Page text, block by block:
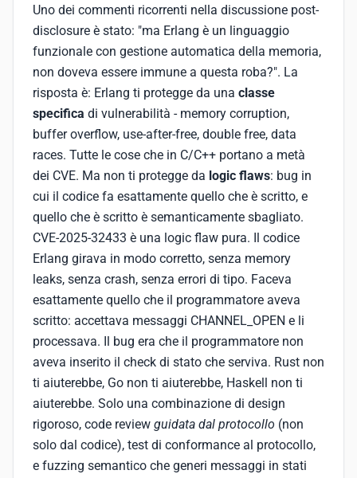
Uno dei commenti ricorrenti nella discussione post-
disclosure è stato: "ma Erlang è un linguaggio
funzionale con gestione automatica della memoria,
non doveva essere immune a questa roba?". La
risposta è: Erlang ti protegge da una classe
specifica di vulnerabilità - memory corruption,
buffer overflow, use-after-free, double free, data
races. Tutte le cose che in C/C++ portano a metà
dei CVE. Ma non ti protegge da logic flaws: bug in
cui il codice fa esattamente quello che è scritto, e
quello che è scritto è semanticamente sbagliato.
CVE-2025-32433 è una logic flaw pura. Il codice
Erlang girava in modo corretto, senza memory
leaks, senza crash, senza errori di tipo. Faceva
esattamente quello che il programmatore aveva
scritto: accettava messaggi CHANNEL_OPEN e li
processava. Il bug era che il programmatore non
aveva inserito il check di stato che serviva. Rust non
ti aiuterebbe, Go non ti aiuterebbe, Haskell non ti
aiuterebbe. Solo una combinazione di design
rigoroso, code review guidata dal protocollo (non
solo dal codice), test di conformance al protocollo,
e fuzzing semantico che generi messaggi in stati